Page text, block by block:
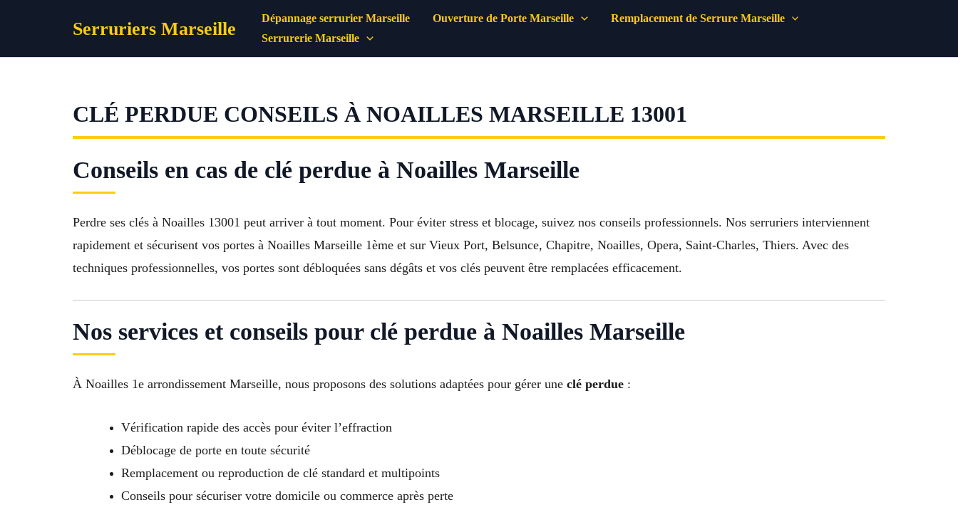
Serruriers Marseille Dépannage serrurier Marseille Ouverture de Porte Marseille
Remplacement de Serrure Marseille
Serrurerie Marseille
CLÉ PERDUE CONSEILS À NOAILLES MARSEILLE 13001
Conseils en cas de clé perdue à Noailles Marseille
Perdre ses clés à Noailles 13001 peut arriver à tout moment. Pour éviter stress et blocage, suivez nos conseils professionnels. Nos serruriers interviennent
rapidement et sécurisent vos portes à Noailles Marseille 1ème et sur Vieux Port, Belsunce, Chapitre, Noailles, Opera, Saint-Charles, Thiers. Avec des
techniques professionnelles, vos portes sont débloquées sans dégâts et vos clés peuvent être remplacées efficacement.
Nos services et conseils pour clé perdue à Noailles Marseille
À Noailles 1e arrondissement Marseille, nous proposons des solutions adaptées pour gérer une clé perdue :
Vérification rapide des accès pour éviter l’effraction
Déblocage de porte en toute sécurité
Remplacement ou reproduction de clé standard et multipoints
Conseils pour sécuriser votre domicile ou commerce après perte